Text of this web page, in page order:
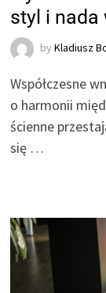
styl i nada
byKladiusz
Współczesne
o harmonii
ścienne
się …